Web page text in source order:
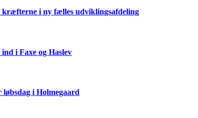
i ny fælles udviklingsafdeling
i Faxe og Haslev
i Holmegaard